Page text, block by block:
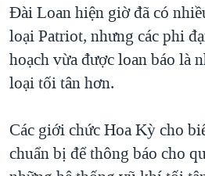
Đài Loan hiện giờ đã có
loại Patriot, nhưng các phi
hoạch vừa được loan báo là
loại tối tân hơn.
Các giới chức Hoa Kỳ cho
chuẩn bị để thông báo cho